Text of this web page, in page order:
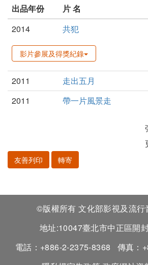
出品年份
片 名
2014
共犯
影片參展及得獎紀錄
2011
走出五月
2011
帶一片風景走
友善列印 轉寄
©版權所有 文化部影視及流行
地址:10047臺北市中正區開
電話：+886-2-2375-8368
傳真：